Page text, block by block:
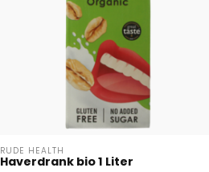
RUDE HEALTH
Haverdrank bio 1 Liter